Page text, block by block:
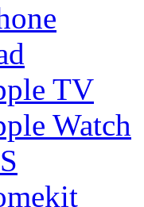
TV
Watch